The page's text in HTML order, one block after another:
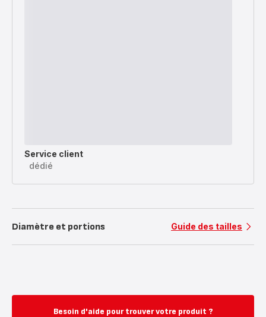
Service client
dédié
Diamètre et portions Guide des tailles
Besoin d'aide pour trouver votre produit ?